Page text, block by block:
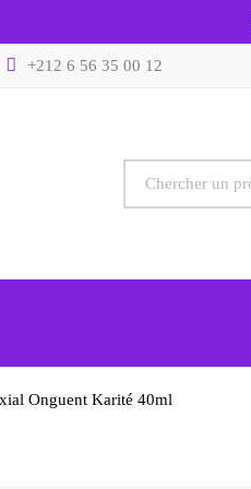
+212 6 56 35 00 12
Onguent Karité 40ml